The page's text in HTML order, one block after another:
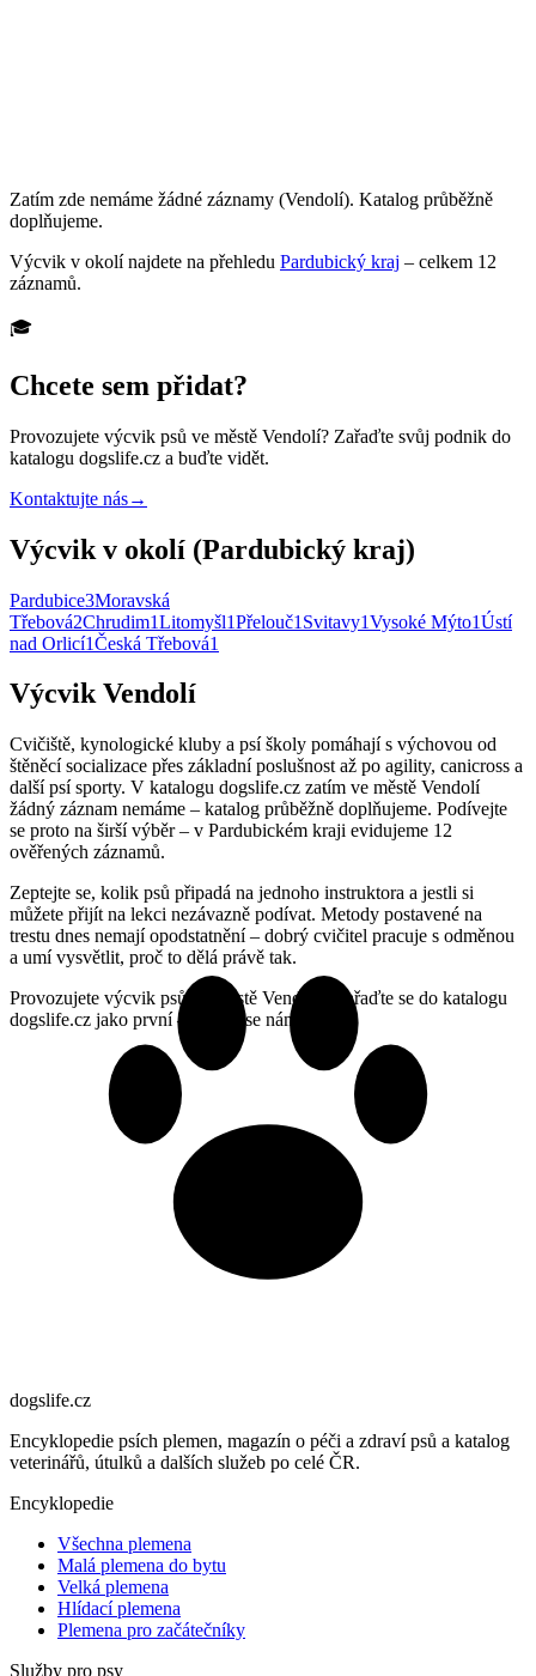
Zatím zde nemáme žádné záznamy (Vendolí). Katalog průběžně
doplňujeme.
Výcvik v okolí najdete na přehledu Pardubický kraj – celkem 12
záznamů.
🎓
Chcete sem přidat?
Provozujete výcvik psů ve městě Vendolí? Zařaďte svůj podnik do
katalogu dogslife.cz a buďte vidět.
Kontaktujte nás→
Výcvik v okolí (Pardubický kraj)
Pardubice3Moravská
Třebová2Chrudim1Litomyšl1Přelouč1 Svitavy1Vysoké Mýto1Ústí
nad Orlicí1Česká Třebová1
Výcvik Vendolí
Cvičiště, kynologické kluby a psí školy pomáhají s výchovou od
štěněcí socializace přes základní poslušnost až po agility, canicross a
další psí sporty. V katalogu dogslife.cz zatím ve městě Vendolí
žádný záznam nemáme – katalog průběžně doplňujeme. Podívejte
se proto na širší výběr – v Pardubickém kraji evidujeme 12
ověřených záznamů.
Zeptejte se, kolik psů připadá na jednoho instruktora a jestli si
můžete přijít na lekci nezávazně podívat. Metody postavené na
trestu dnes nemají opodstatnění – dobrý cvičitel pracuje s odměnou
a umí vysvětlit, proč to dělá právě tak.
Provozujete výcvik psů ve městě Vendolí? Zařaďte se do katalogu
dogslife.cz jako první – ozvěte se nám.
dogslife.cz
Encyklopedie psích plemen, magazín o péči a zdraví psů a katalog
veterinářů, útulků a dalších služeb po celé ČR.
Encyklopedie
Všechna plemena
Malá plemena do bytu
Velká plemena
Hlídací plemena
Plemena pro začátečníky
Služby pro psy